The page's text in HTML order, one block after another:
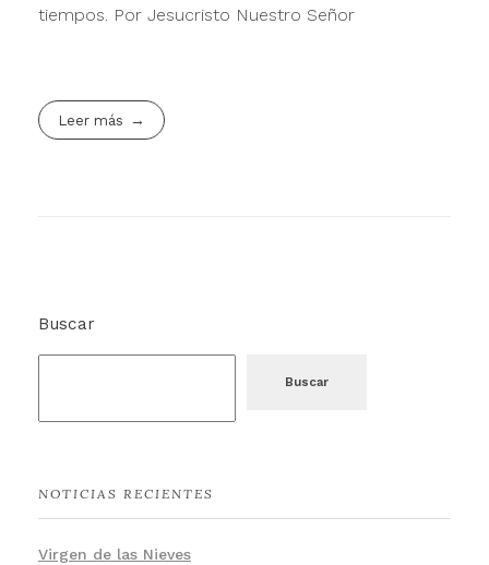
tiempos. Por Jesucristo Nuestro Señor
Leer más
Buscar
Buscar
NOTICIAS RECIENTES
Virgen de las Nieves